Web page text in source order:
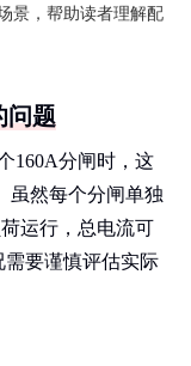
景，帮助读者理解配
问题
160A分闸时，这
虽然每个分闸单独
运行，总电流可
要谨慎评估实际